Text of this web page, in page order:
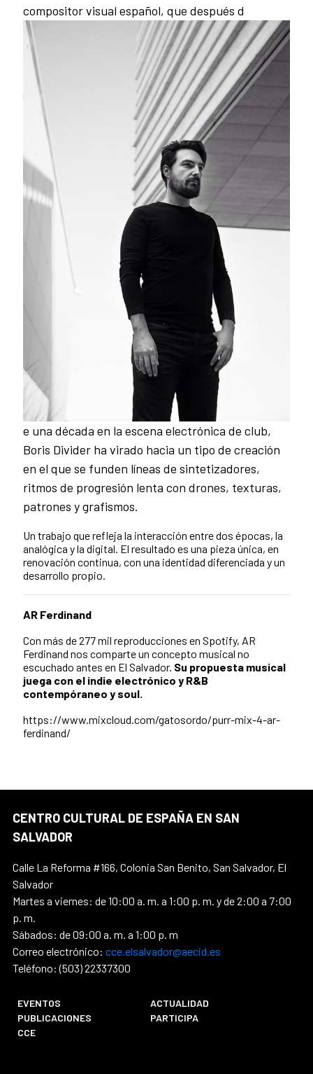
compositor visual español, que después d
e una década en la escena electrónica de club,
Boris Divider ha virado hacia un tipo de creación
en el que se funden líneas de sintetizadores,
ritmos de progresión lenta con drones, texturas,
patrones y grafismos.
Un trabajo que refleja la interacción entre dos épocas, la
analógica y la digital. El resultado es una pieza única, en
renovación continua, con una identidad diferenciada y un
desarrollo propio.
AR Ferdinand
Con más de 277 mil reproducciones en Spotify, AR
Ferdinand nos comparte un concepto musical no
escuchado antes en El Salvador. Su propuesta musical
juega con el indie electrónico y R&B
contempóraneo y soul.
https://www.mixcloud.com/gatosordo/purr-mix-4-ar-
ferdinand/
CENTRO CULTURAL DE ESPAÑA EN SAN
SALVADOR
Calle La Reforma #166, Colonia San Benito, San Salvador, El
Salvador
Martes a viernes: de 10:00 a. m. a 1:00 p. m. y de 2:00 a 7:00
p. m.
Sábados: de 09:00 a. m. a 1:00 p. m
Correo electrónico: cce.elsalvador@aecid.es
Teléfono: (503) 22337300
EVENTOS
ACTUALIDAD
PUBLICACIONES
PARTICIPA
CCE